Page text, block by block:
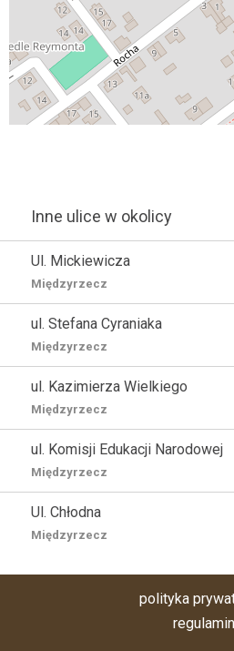
Inne ulice w okolicy
Ul. Mickiewicza
Międzyrzecz
ul. Stefana Cyraniaka
Międzyrzecz
ul. Kazimierza Wielkiego
Międzyrzecz
ul. Komisji Edukacji Narodowej
Międzyrzecz
Ul. Chłodna
Międzyrzecz
polityka
regulamin